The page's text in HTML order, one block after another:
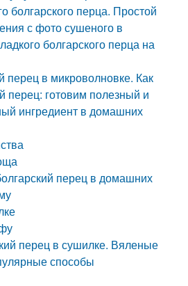
болгарского перца. Простой
с фото сушеного в
болгарского перца на
перец в микроволновке. Как
перец: готовим полезный и
ингредиент в домашних
перец в домашних
перец в сушилке. Вяленые
способы